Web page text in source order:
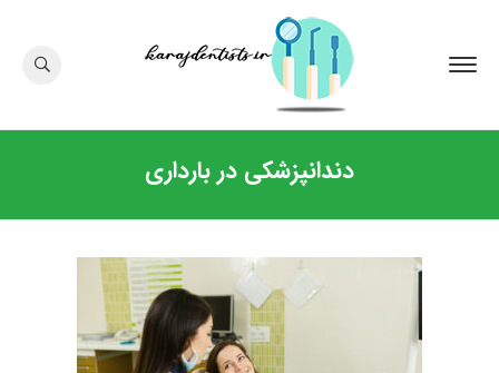
دندانپزشکی در بارداری